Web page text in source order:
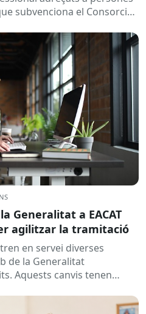
subvenciona el Consorci
Generalitat a EACAT
agilitzar la tramitació
en servei diverses
de la Generalitat
Aquests canvis tenen